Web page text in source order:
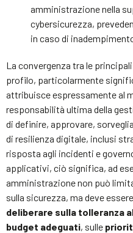
amministrazione nella
cybersicurezza,
in caso di
La convergenza tra le
profilo, particolarmente
attribuisce espressamente al
responsabilità ultima della
di definire, approvare,
di resilienza digitale, inclusi
risposta agli incidenti e
applicativi, ciò significa, ad
amministrazione non può
sulla sicurezza, ma deve
deliberare sulla tolleranza
budget adeguati, sulle